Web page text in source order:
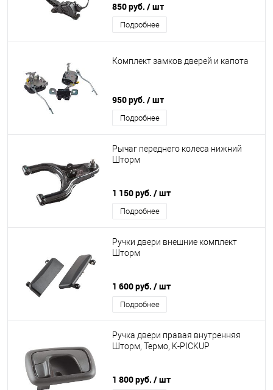
850 руб. / шт
Подробнее
Комплект замков дверей и капота
950 руб. / шт
Подробнее
Рычаг переднего колеса нижний
Шторм
1 150 руб. / шт
Подробнее
Ручки двери внешние комплект
Шторм
1 600 руб. / шт
Подробнее
Ручка двери правая внутренняя
Шторм, Термо, K-PICKUP
1 800 руб. / шт